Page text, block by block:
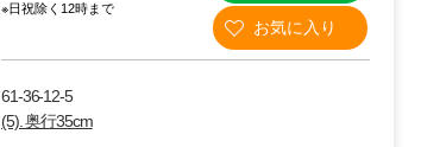
※日祝除く12時まで
61-36-12-5
(5). 奥行35cm